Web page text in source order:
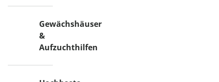
Gewächshäuser
&
Aufzuchthilfen